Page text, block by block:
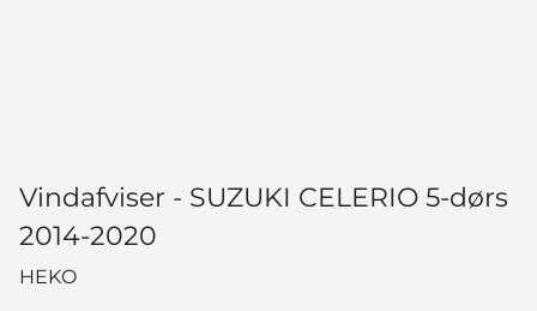
Vindafviser - SUZUKI CELERIO 5-dørs
2014-2020
HEKO